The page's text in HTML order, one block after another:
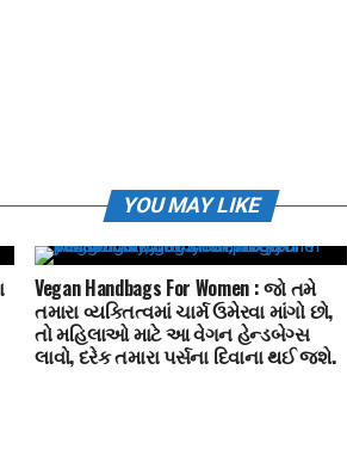
YOU MAY LIKE
Vegan Handbags For Women : જો તમે
તમારા વ્યક્તિત્વમાં ચાર્મ ઉમેરવા માંગો છો,
તો મહિલાઓ માટે આ વેગન હેન્ડબેગ્સ
લાવો, દરેક તમારા પર્સના દિવાના થઈ જશે.